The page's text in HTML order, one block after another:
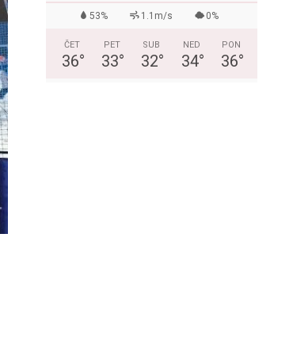
53% 1.1m/s 0%
ČET
36°
PET
33°
SUB
32°
NED
34°
PON
36°